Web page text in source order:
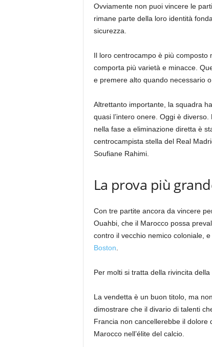
Ovviamente non puoi vincere le
rimane parte della loro identità
sicurezza.
Il loro centrocampo è più composto
comporta più varietà e minacce.
e premere alto quando necessario
Altrettanto importante, la squadra
quasi l’intero onere. Oggi è
nella fase a eliminazione diretta è
centrocampista stella del Real
Soufiane Rahimi.
La prova più
Con tre partite ancora da vincere
Ouahbi, che il Marocco possa
contro il vecchio nemico coloniale,
Boston
Per molti si tratta della rivincita
La vendetta è un buon titolo, ma
dimostrare che il divario di talenti
Francia non cancellerebbe il dolore
Marocco nell’élite del calcio.